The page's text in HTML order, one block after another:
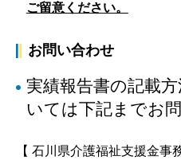
ご留意ください。
お問い合わせ
実績報告書の記載
いては下記までお
【 石川県介護福祉支援金事